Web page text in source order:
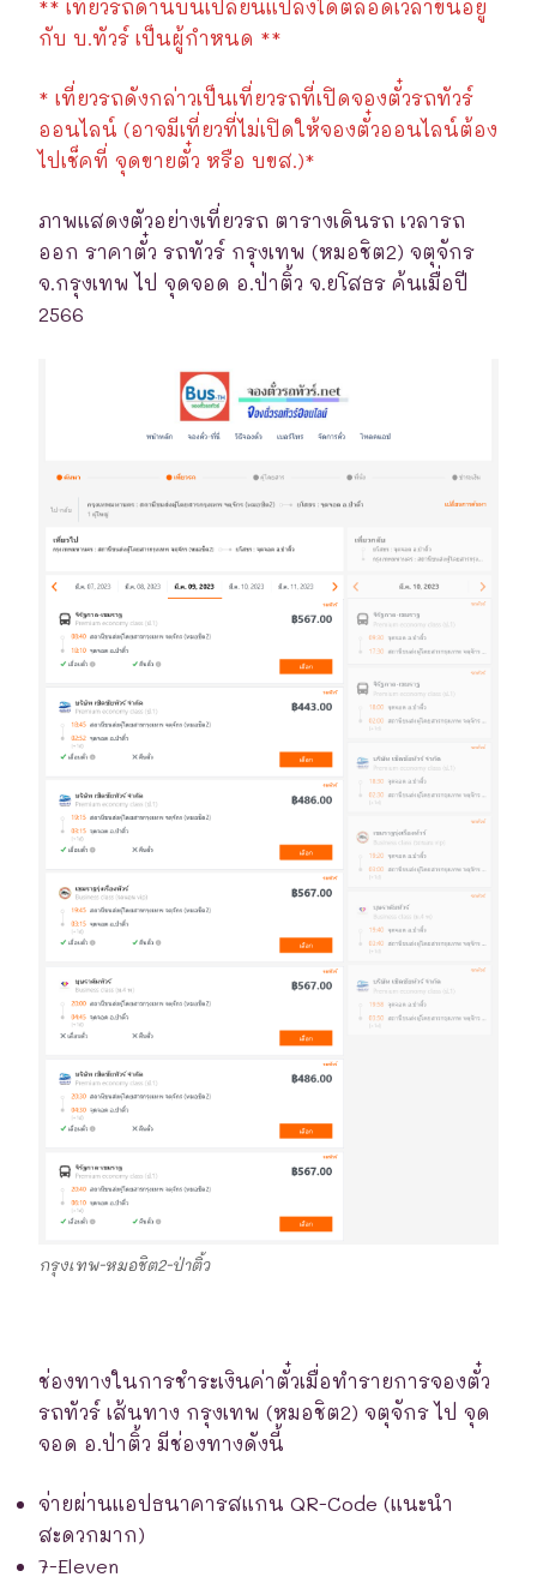
** เที่ยวรถด้านบนเปลี่ยนแปลงได้ตลอดเวลาขึ้นอยู่
กับ บ.ทัวร์ เป็นผู้กำหนด **
* เที่ยวรถดังกล่าวเป็นเที่ยวรถที่เปิดจองตั๋วรถทัวร์
ออนไลน์ (อาจมีเที่ยวที่ไม่เปิดให้จองตั๋วออนไลน์ต้อง
ไปเช็คที่ จุดขายตั๋ว หรือ บขส.)*
ภาพแสดงตัวอย่างเที่ยวรถ ตารางเดินรถ เวลารถ
ออก ราคาตั๋ว รถทัวร์ กรุงเทพ (หมอชิต2) จตุจักร
จ.กรุงเทพ ไป จุดจอด อ.ป่าติ้ว จ.ยโสธร ค้นเมื่อปี
2566
กรุงเทพ-หมอชิต2-ป่าติ้ว
ช่องทางในการชำระเงินค่าตั๋วเมื่อทำรายการจองตั๋ว
รถทัวร์ เส้นทาง กรุงเทพ (หมอชิต2) จตุจักร ไป จุด
จอด อ.ป่าติ้ว มีช่องทางดังนี้
จ่ายผ่านแอปธนาคารสแกน QR-Code (แนะนำ
สะดวกมาก)
7-Eleven